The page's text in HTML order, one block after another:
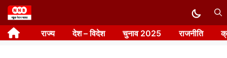
Skip
to
content राज्य देश – विदेश चुनाव 2025 राजनीति